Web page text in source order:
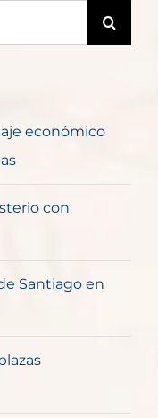
económico
con
Santiago en